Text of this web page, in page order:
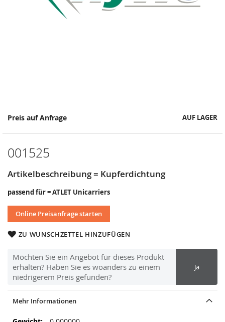
Preis auf Anfrage AUF LAGER
001525
Artikelbeschreibung = Kupferdichtung
passend für = ATLET Unicarriers
Online Preisanfrage starten
ZU WUNSCHZETTEL HINZUFÜGEN
Möchten Sie ein Angebot für dieses Produkt
erhalten? Haben Sie es woanders zu einem
niedrigerem Preis gefunden?
Ja
Springe
Anfang
Bildergalerie
Mehr Informationen